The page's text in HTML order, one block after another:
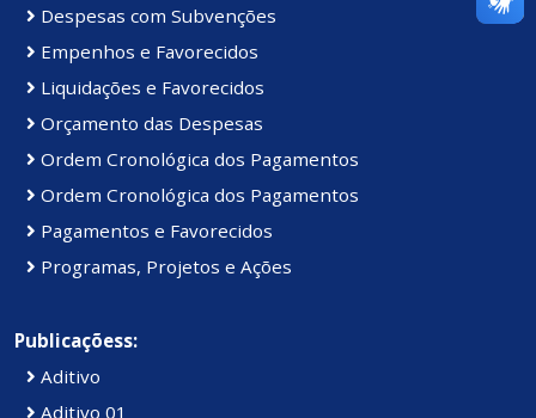
Despesas com Subvenções
Empenhos e Favorecidos
Liquidações e Favorecidos
Orçamento das Despesas
Ordem Cronológica dos Pagamentos
Ordem Cronológica dos Pagamentos
Pagamentos e Favorecidos
Programas, Projetos e Ações
Publicaçõess:
Aditivo
Aditivo 01